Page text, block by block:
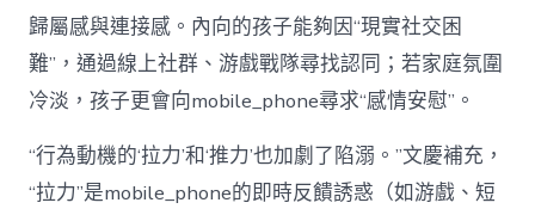
歸屬感與連接感。內向的孩子能夠因“現實社交困
難”，通過線上社群、游戲戰隊尋找認同；若家庭氛圍
冷淡，孩子更會向mobile_phone尋求“感情安慰”。
“行為動機的‘拉力’和‘推力’也加劇了陷溺。”文慶補充，
“拉力”是mobile_phone的即時反饋誘惑（如游戲、短